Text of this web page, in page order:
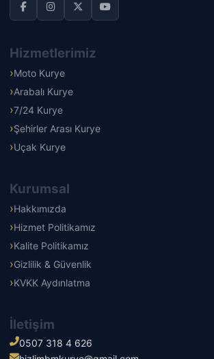
Hizmetlerimiz
Moto Kurye
Arabalı Kurye
7/24 Kurye
Şehirler Arası Kurye
Uçak Kurye
Kurumsal
Hakkımızda
Hizmet Politikamız
Kalite Politikamız
Gizlilik & Güvenlik
KVKK Aydınlatma
İletişim
0507 318 4 626